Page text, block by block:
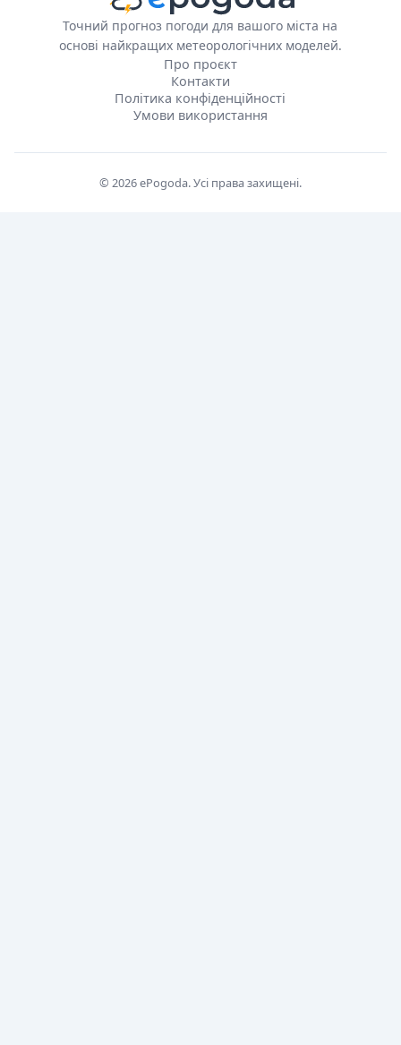
Точний прогноз погоди для вашого міста на
основі найкращих метеорологічних моделей.
Про проєкт
Контакти
Політика конфіденційності
Умови використання
© 2026 ePogoda. Усі права захищені.